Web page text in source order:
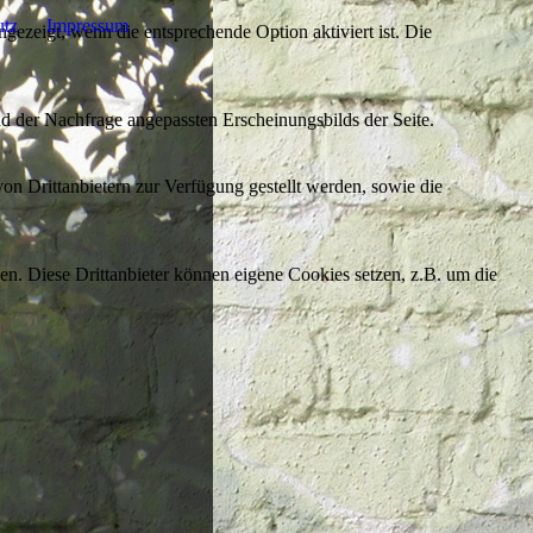
Impressum
wenn die entsprechende Option aktiviert ist. Die
Nachfrage angepassten Erscheinungsbilds der Seite.
Drittanbietern zur Verfügung gestellt werden, sowie die
Diese Drittanbieter können eigene Cookies setzen, z.B. um die